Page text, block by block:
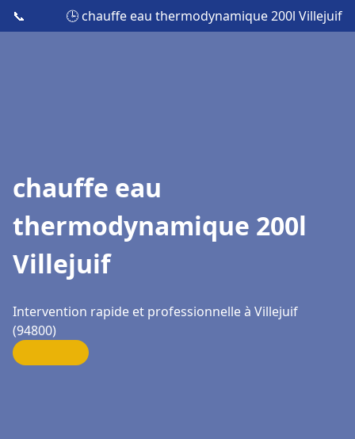
📞 🕒 chauffe eau thermodynamique 200l Villejuif
chauffe eau
thermodynamique 200l
Villejuif
Intervention rapide et professionnelle à Villejuif
(94800)